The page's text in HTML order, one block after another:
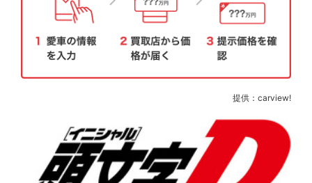
提供：carview!